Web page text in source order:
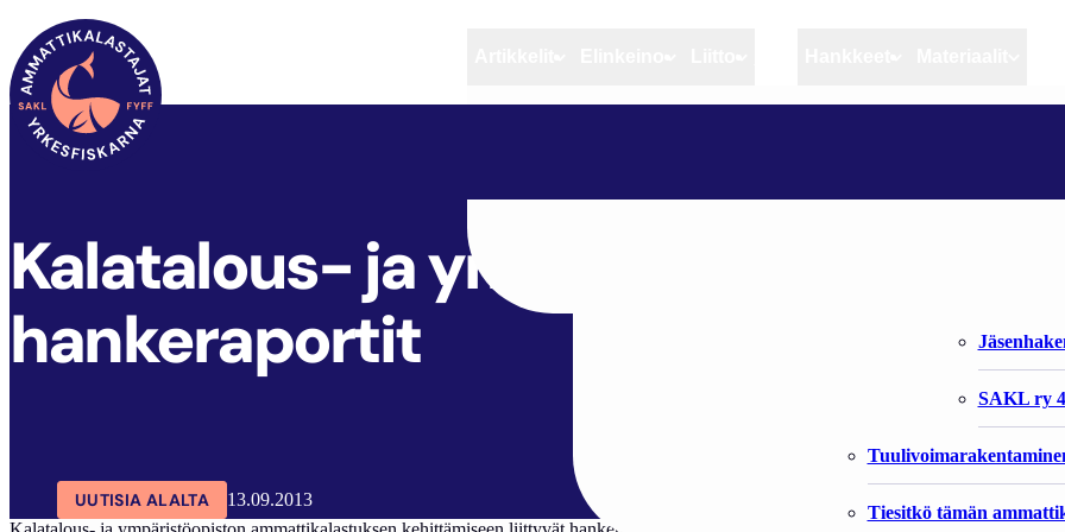
Artikkelit Elinkeino
Rannikko ja
Elinkeinokalatalouden
Kalat ja kalatalous
Vahinkoeläimet
Tiesitkö tämän
Liitto
Liiton
SAKL ry
SAKL ARTIKKELIT
Kalatalous- ja ympäristöopiston
hankeraportit
UUTISIA ALALTA
13.09.2013